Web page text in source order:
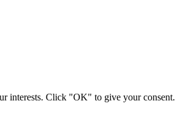
interests. Click "OK" to give your consent.